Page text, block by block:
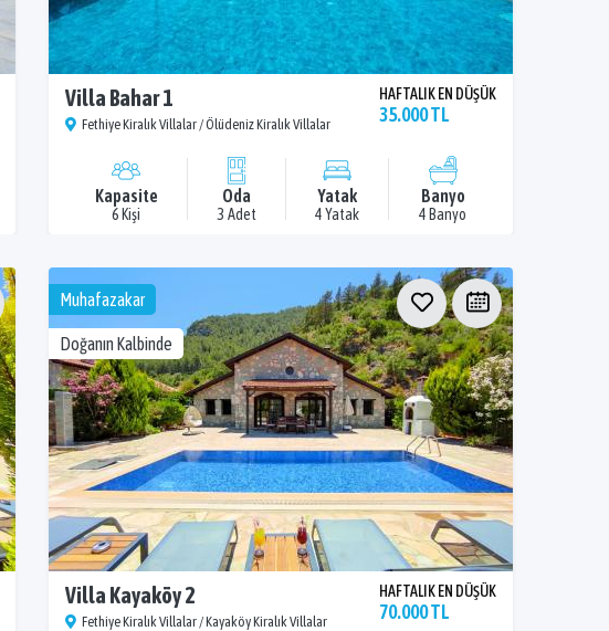
Villa Bahar 1
Fethiye Kiralık Villalar / Ölüdeniz Kiralık Villalar
HAFTALIK EN DÜŞÜK
35.000 TL
Kapasite
6 Kişi
Oda
3 Adet
Yatak
4 Yatak
Banyo
4 Banyo
Muhafazakar
Doğanın Kalbinde
Villa Kayaköy 2
Fethiye Kiralık Villalar / Kayaköy Kiralık Villalar
HAFTALIK EN DÜŞÜK
70.000 TL